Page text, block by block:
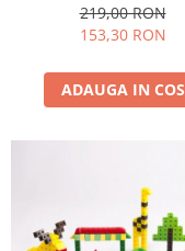
219,00 RON
153,30 RON
ADAUGA IN COS